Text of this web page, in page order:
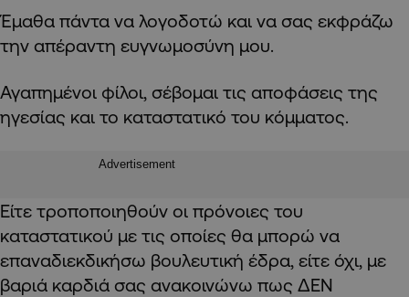
Έμαθα πάντα να λογοδοτώ και να σας εκφράζω
την απέραντη ευγνωμοσύνη μου.
Αγαπημένοι φίλοι, σέβομαι τις αποφάσεις της
ηγεσίας και το καταστατικό του κόμματος.
Advertisement
Είτε τροποποιηθούν οι πρόνοιες του
καταστατικού με τις οποίες θα μπορώ να
επαναδιεκδικήσω βουλευτική έδρα, είτε όχι, με
βαριά καρδιά σας ανακοινώνω πως ΔΕΝ